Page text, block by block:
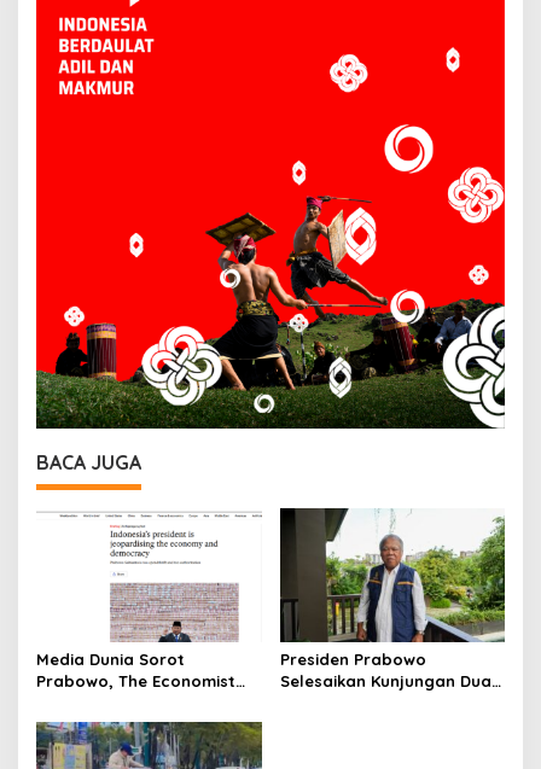
BACA JUGA
Media Dunia Sorot
Prabowo, The Economist
Otoriter dan Boros
Presiden Prabowo
Selesaikan Kunjungan Dua